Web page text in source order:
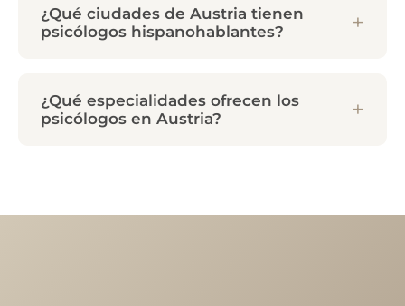
¿Qué ciudades de Austria tienen
psicólogos hispanohablantes?
¿Qué especialidades ofrecen los
psicólogos en Austria?